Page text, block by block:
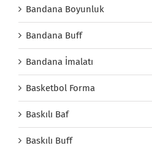
Bandana Boyunluk
Bandana Buff
Bandana İmalatı
Basketbol Forma
Baskılı Baf
Baskılı Buff